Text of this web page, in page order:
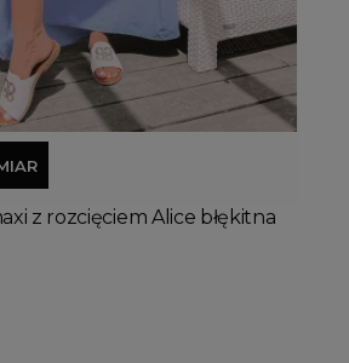
do koszyka
z rozcięciem Alice błękitna